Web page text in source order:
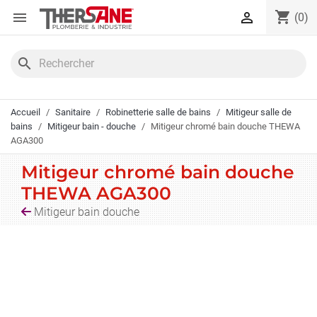
Panneau de gestion des cookies
 shopping_cart (0)

search
Accueil Sanitaire Robinetterie salle de bains
Mitigeur salle de
bains
Mitigeur bain - douche
Mitigeur chromé bain douche THEWA
AGA300
Mitigeur chromé bain douche
THEWA AGA300
Mitigeur bain douche